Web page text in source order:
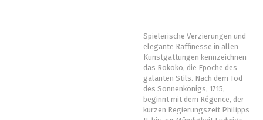
Spielerische Verzierungen und
elegante Raffinesse in allen
Kunstgattungen kennzeichnen
das Rokoko, die Epoche des
galanten Stils. Nach dem Tod
des Sonnenkönigs, 1715,
beginnt mit dem Régence, der
kurzen Regierungszeit Philipps